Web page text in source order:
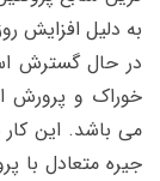
به دلیل افزایش
در حال گسترش
خوراک و پرورش
می باشد. این کار
جیره متعادل با